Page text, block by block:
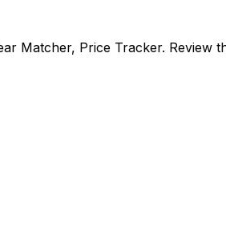
Matcher, Price Tracker.